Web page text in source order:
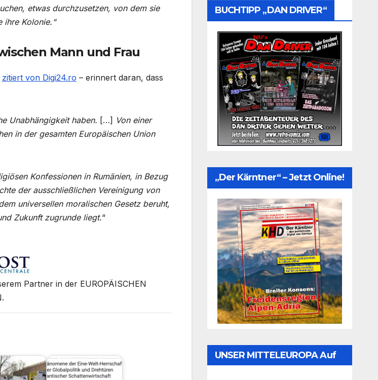
etwas durchzusetzen, von dem sie
ihre Kolonie.“
Mann und Frau
zitiert von Digi24.ro – erinnert daran, dass
Unabhängigkeit haben. […] Von einer
in der gesamten Europäischen Union
Konfessionen in Rumänien, in Bezug
der ausschließlichen Vereinigung von
universellen moralischen Gesetz beruht,
Zukunft zugrunde liegt.“
Partner in der EUROPÄISCHEN
BUCHTIPP „DAN DRIVER“
„Der Kärntner“ – Jetzt Online!
UNSER MITTELEUROPA Auf